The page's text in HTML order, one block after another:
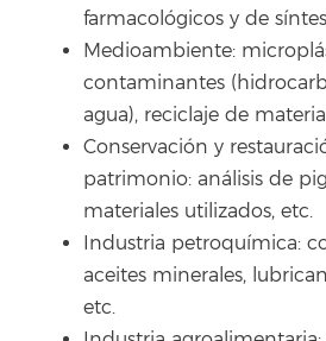
farmacológicos y de
Medioambiente:
contaminantes
agua), reciclaje de
Conservación y
patrimonio: análisis de
materiales utilizados, etc.
Industria petroquímica:
aceites minerales,
etc.